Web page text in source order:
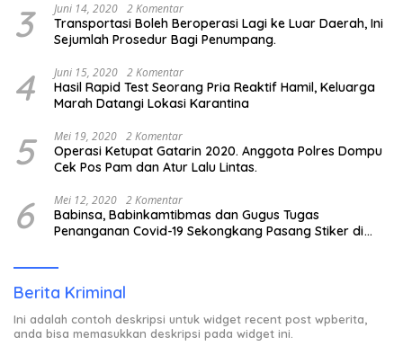
3 Juni 14, 2020 2 Komentar
Transportasi Boleh Beroperasi Lagi ke Luar Daerah, Ini
Sejumlah Prosedur Bagi Penumpang.
4 Juni 15, 2020 2 Komentar
Hasil Rapid Test Seorang Pria Reaktif Hamil, Keluarga
Marah Datangi Lokasi Karantina
5 Mei 19, 2020 2 Komentar
Operasi Ketupat Gatarin 2020. Anggota Polres Dompu
Cek Pos Pam dan Atur Lalu Lintas.
6 Mei 12, 2020 2 Komentar
Babinsa, Babinkamtibmas dan Gugus Tugas
Penanganan Covid-19 Sekongkang Pasang Stiker di
Berita Kriminal
Ini adalah contoh deskripsi untuk widget recent post wpberita,
anda bisa memasukkan deskripsi pada widget ini.